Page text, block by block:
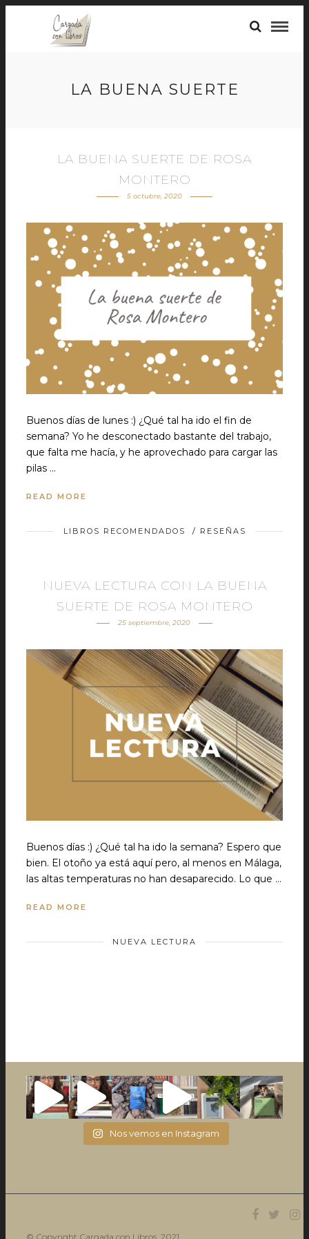
LA BUENA SUERTE
LA BUENA SUERTE DE ROSA
MONTERO
5 octubre, 2020
Buenos días de lunes :) ¿Qué tal ha ido el fin de
semana? Yo he desconectado bastante del trabajo,
que falta me hacía, y he aprovechado para cargar las
pilas …
READ MORE
LIBROS RECOMENDADOS / RESEÑAS
NUEVA LECTURA CON LA BUENA
SUERTE DE ROSA MONTERO
25 septiembre, 2020
Buenos días :) ¿Qué tal ha ido la semana? Espero que
bien. El otoño ya está aquí pero, al menos en Málaga,
las altas temperaturas no han desaparecido. Lo que …
READ MORE
NUEVA LECTURA
Nos vemos en Instagram
© Copyright Cargada con Libros. 2021